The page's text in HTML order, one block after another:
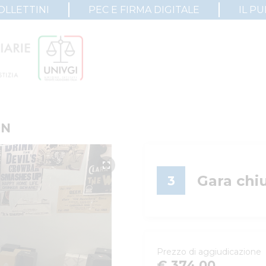
PEC E FIRMA DIGITALE IL
3 Gara
Prezzo di aggiudicazione